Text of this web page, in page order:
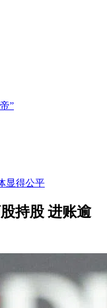
”
显得公平
持股 进账逾